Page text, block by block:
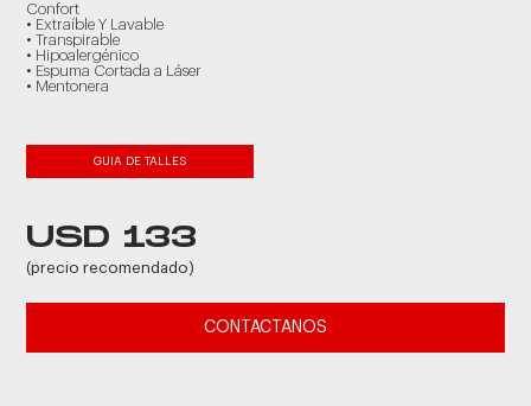
Confort
• Extraíble Y Lavable
• Transpirable
• Hipoalergénico
• Espuma Cortada a Láser
• Mentonera
GUIA DE TALLES
USD 133
(precio recomendado)
CONTACTANOS